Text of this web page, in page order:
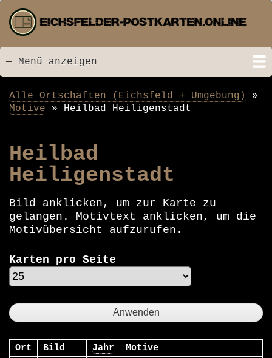
zum
Inhalt
Menü
— Menü anzeigen
Startseite
Neu hinzugefügt
Postkarten
Bildarchiv
Videos
Suche
Kontakt
Links
Spende
Pfadnavigation
Alle Ortschaften (Eichsfeld + Umgebung)
Motive
Heilbad Heiligenstadt
Heilbad
Heiligenstadt
Bild anklicken, um zur Karte zu
gelangen. Motivtext anklicken, um die
Motivübersicht aufzurufen.
Karten pro Seite
Ort Bild Jahr Motive